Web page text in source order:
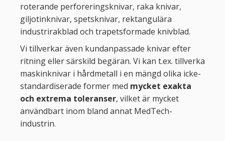
roterande perforeringsknivar, raka knivar,
giljotinknivar, spetsknivar, rektangulära
industrirakblad och trapetsformade knivblad.
Vi tillverkar även kundanpassade knivar efter
ritning eller särskild begäran. Vi kan t.ex. tillverka
maskinknivar i hårdmetall i en mängd olika icke-
standardiserade former med mycket exakta
och extrema toleranser, vilket är mycket
användbart inom bland annat MedTech-
industrin.